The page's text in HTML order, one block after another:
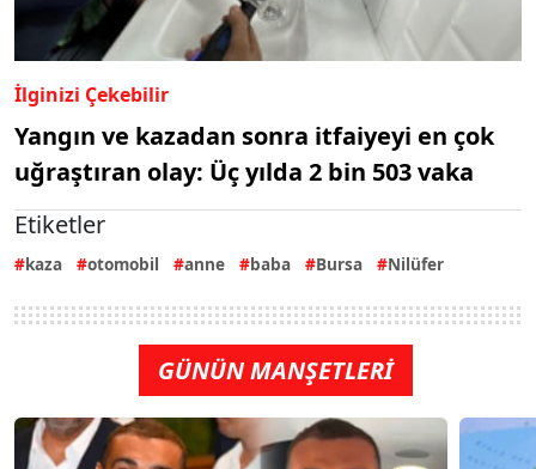
İlginizi Çekebilir
Yangın ve kazadan sonra itfaiyeyi en çok
uğraştıran olay: Üç yılda 2 bin 503 vaka
Etiketler
kaza otomobil anne baba Bursa Nilüfer
GÜNÜN MANŞETLERİ